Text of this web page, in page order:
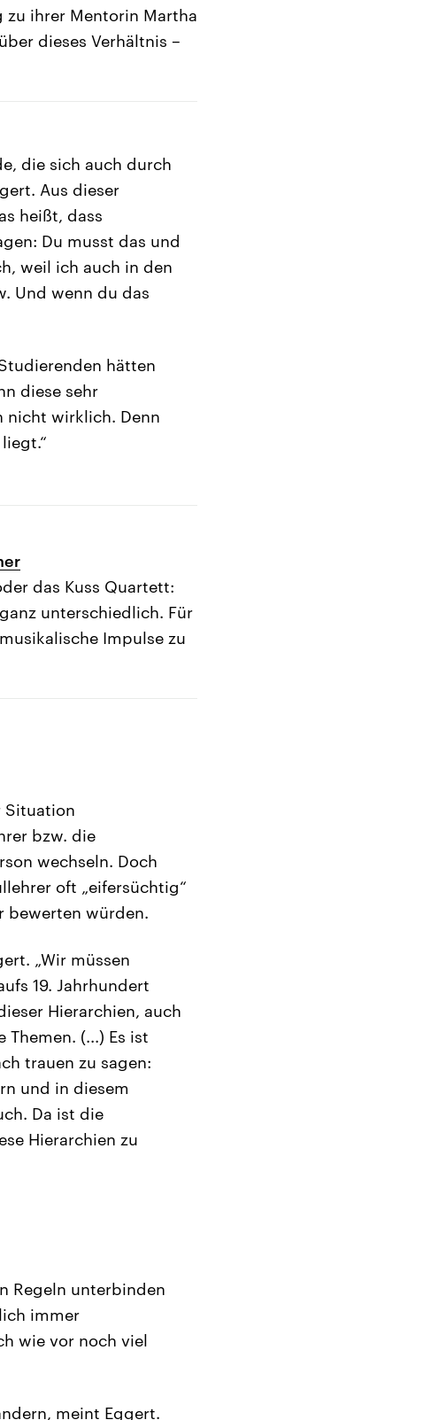
zu ihrer Mentorin Martha
dieses Verhältnis –
die sich auch durch
Aus dieser
heißt, dass
Du musst das und
weil ich auch in den
Und wenn du das
hätten
diese sehr
nicht wirklich. Denn
das Kuss Quartett:
unterschiedlich. Für
Impulse zu
Situation
bzw. die
wechseln. Doch
oft „eifersüchtig“
bewerten würden.
„Wir müssen
19. Jahrhundert
Hierarchien, auch
(...) Es ist
trauen zu sagen:
und in diesem
Da ist die
Hierarchien zu
Regeln unterbinden
immer
wie vor noch viel
meint Eggert.